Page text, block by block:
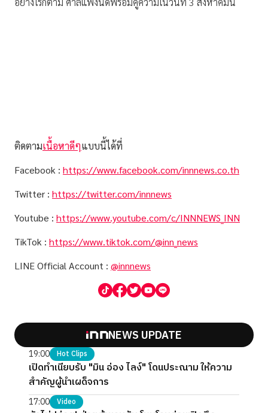
ติดตามเนื้อหาดีๆแบบนี้ได้ที่
Facebook : https://www.facebook.com/innnews.co.th
Twitter : https://twitter.com/innnews
Youtube : https://www.youtube.com/c/INNNEWS_INN
TikTok : https://www.tiktok.com/@inn_news
LINE Official Account : @innnews
NEWS UPDATE
19:00 Hot Clips
เปิดทำเนียบรับ "มิน อ่อง ไลง์" โดนประณาม ให้ความ
สำคัญผู้นำเผด็จการ
17:00 Video